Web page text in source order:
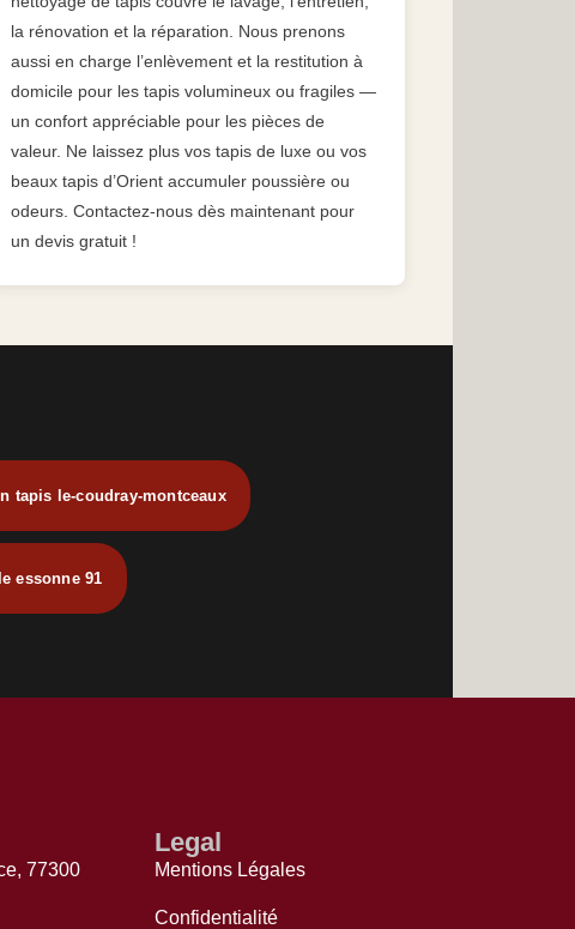
la rénovation et la réparation. Nous prenons
aussi en charge l’enlèvement et la restitution à
domicile pour les tapis volumineux ou fragiles —
un confort appréciable pour les pièces de
valeur. Ne laissez plus vos tapis de luxe ou vos
beaux tapis d’Orient accumuler poussière ou
odeurs. Contactez-nous dès maintenant pour
un devis gratuit !
tapis le-coudray-montceaux
essonne 91
77300
Legal
Mentions Légales
Confidentialité